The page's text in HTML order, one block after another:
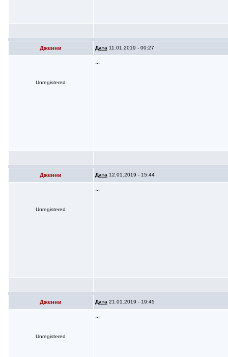
Дженни Дата 11.01.2019 - 00:27
Unregistered
...
Дженни Дата 12.01.2019 - 15:44
Unregistered
...
Дженни Дата 21.01.2019 - 19:45
Unregistered
...